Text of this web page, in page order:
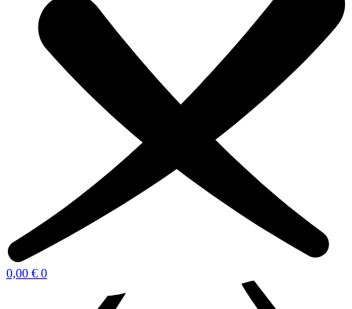
0,00 € 0